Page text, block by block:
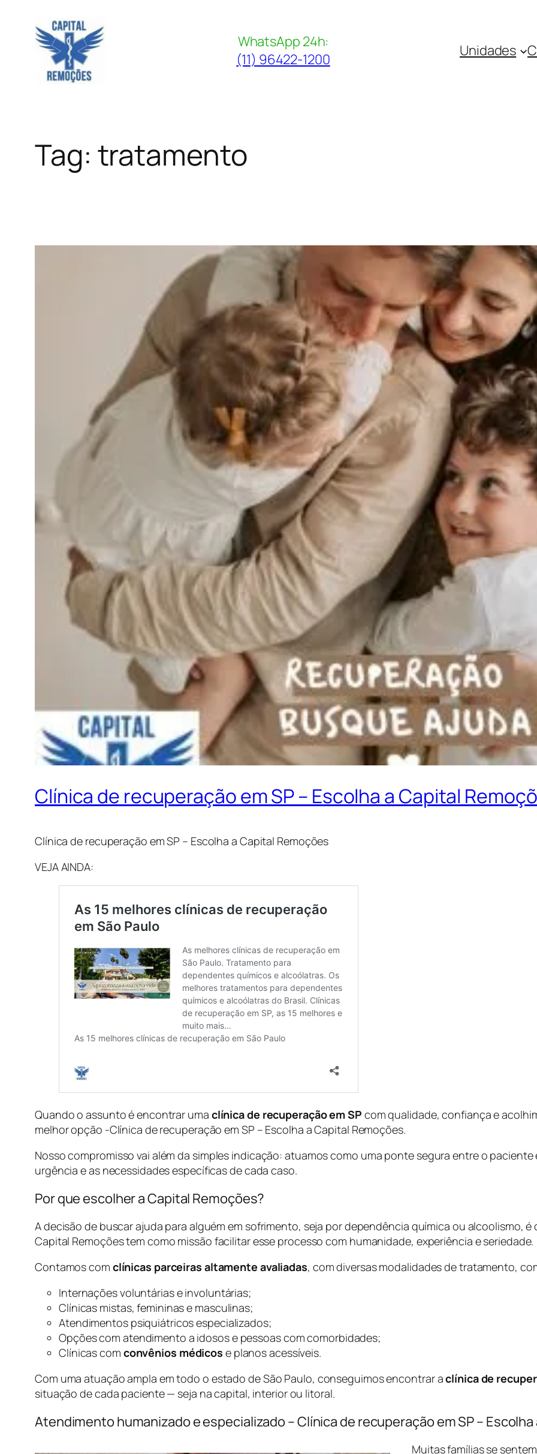
conteúdo
WhatsApp 24h:
(11) 96422-1200
Unidades
Tag: tratamento
Clínica de recuperação em SP – Escolha a Capital
Clínica de recuperação em SP – Escolha a Capital Remoções
VEJA AINDA:
Quando o assunto é encontrar uma clínica de recuperação em SP com qualidade, confiança e
melhor opção -Clínica de recuperação em SP – Escolha a Capital Remoções.
Nosso compromisso vai além da simples indicação: atuamos como uma ponte segura entre o
urgência e as necessidades específicas de cada caso.
Por que escolher a Capital Remoções?
A decisão de buscar ajuda para alguém em sofrimento, seja por dependência química ou alcoolismo, é
Capital Remoções tem como missão facilitar esse processo com humanidade, experiência e seriedade.
Contamos com clínicas parceiras altamente avaliadas, com diversas modalidades de tratamento,
Internações voluntárias e involuntárias;
Clínicas mistas, femininas e masculinas;
Atendimentos psiquiátricos especializados;
Opções com atendimento a idosos e pessoas com comorbidades;
Clínicas com convênios médicos e planos acessíveis.
Com uma atuação ampla em todo o estado de São Paulo, conseguimos encontrar aclínica de
situação de cada paciente — seja na capital, interior ou litoral.
Atendimento humanizado e especializado – Clínica de recuperação em SP –
Muitas famílias se